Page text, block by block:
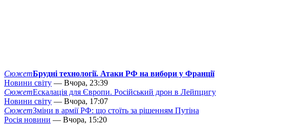
СюжетБрудні технології. Атаки РФ на вибори у Франції
Новини світу — Вчора, 23:39
СюжетЕскалація для Європи. Російський дрон в Лейпцигу
Новини світу — Вчора, 17:07
СюжетЗміни в армії РФ: що стоїть за рішенням Путіна
Росія новини — Вчора, 15:20